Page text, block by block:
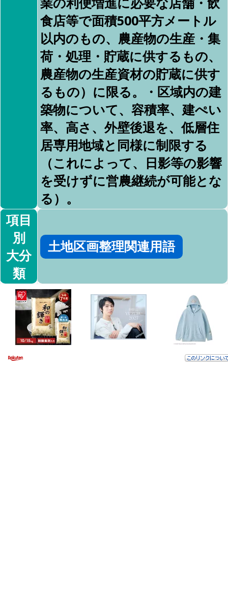
食店等で面積500平方メートル
以内のもの、農産物の生産・集
荷・処理・貯蔵に供するもの、
農産物の生産資材の貯蔵に供す
るもの）に限る。・区域内の建
築物について、容積率、建ぺい
率、高さ、外壁後退を、低層住
居専用地域と同様に制限する
（これによって、日影等の影響
を受けずに営農継続が可能とな
る）。
項目
別
大分
類
土地区画整理関連用語